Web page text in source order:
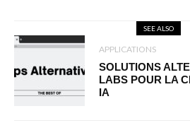
SEE ALSO
APPLICATIONS
SOLUTIONS
LABS POUR LA
IA